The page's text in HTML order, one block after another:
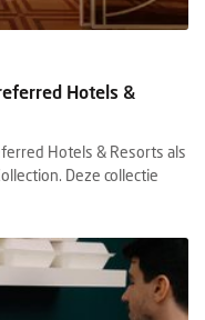
Hotels &
Hotels & Resorts als
Deze collectie